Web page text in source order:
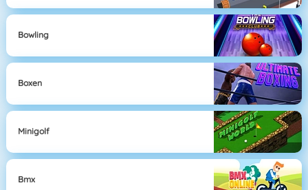
Bowling
Boxen
Minigolf
Bmx